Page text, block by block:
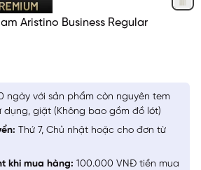
Aristino Business Regular
ngày với sản phẩm còn nguyên tem
dụng, giặt (Không bao gồm đồ lót)
Thứ 7, Chủ nhật hoặc cho đơn từ
khi mua hàng: 100.000 VNĐ tiền mua